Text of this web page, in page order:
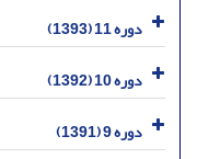
دوره 11 (1393)
دوره 10 (1392)
دوره 9 (1391)